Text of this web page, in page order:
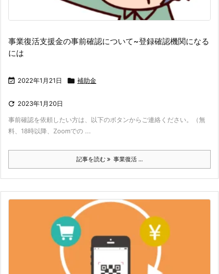
事業復活支援金の事前確認について~登録確認機関になる
には
 2022年1月21日  補助金
 2023年1月20日
事前確認を依頼したい方は、以下のボタンからご連絡ください。（無
料、18時以降、Zoomでの ...
記事を読む 事業復活 ...